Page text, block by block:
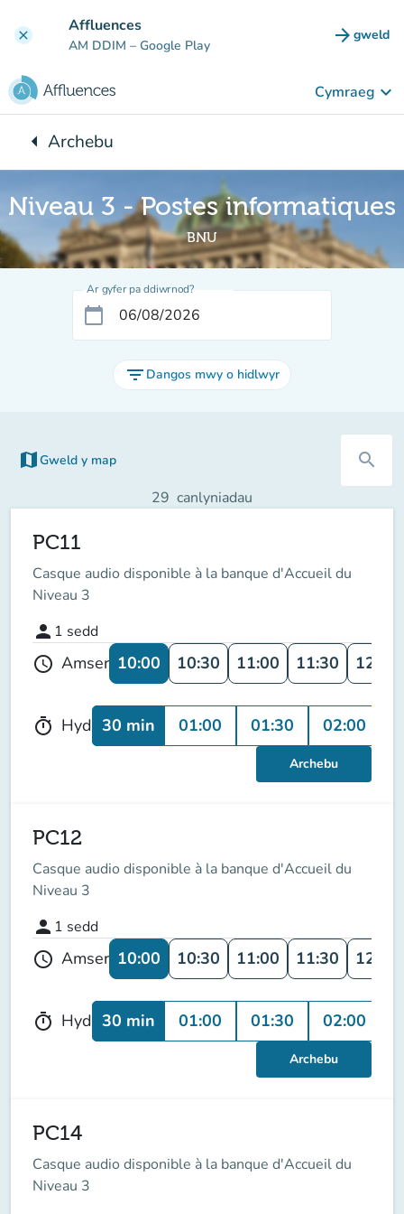
clear Affluences
AM DDIM – Google Play arrow_forward gweld
(tab
Cymraeg keyboard_arrow_down
arrow_leftYn ôl i:
Archebu
Niveau 3 - Postes informatiques
BNU
Ar gyfer pa ddiwrnod?
calendar_today
filter_list Dangos mwy o hidlwyr
map Gweld y map
(tab newydd) search
29 canlyniadau
PC11
Casque audio disponible à la banque d'Accueil du
Niveau 3
person 1 sedd
schedule Amser 10:00 10:30 11:00 11:30 12:00
timer Hyd 30 min 01:00 01:30 02:00
Archebu
PC12
Casque audio disponible à la banque d'Accueil du
Niveau 3
person 1 sedd
schedule Amser 10:00 10:30 11:00 11:30 12:00
timer Hyd 30 min 01:00 01:30 02:00
Archebu
PC14
Casque audio disponible à la banque d'Accueil du
Niveau 3